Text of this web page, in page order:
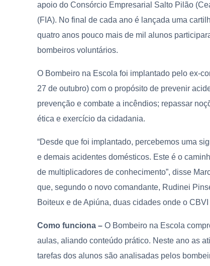
apoio do Consórcio Empresarial Salto Pilão
(FIA). No final de cada ano é lançada uma
quatro anos pouco mais de mil alunos
bombeiros voluntários.
O Bombeiro na Escola foi implantado pelo ex-
27 de outubro) com o propósito de prevenir
prevenção e combate a incêndios; repassar
ética e exercício da cidadania.
“Desde que foi implantado, percebemos uma
e demais acidentes domésticos. Este é o
de multiplicadores de conhecimento”, disse
que, segundo o novo comandante, Rudinei
Boiteux e de Apiúna, duas cidades onde o CBVI
Como funciona – O Bombeiro na Escola
aulas, aliando conteúdo prático. Neste ano as
tarefas dos alunos são analisadas pelos